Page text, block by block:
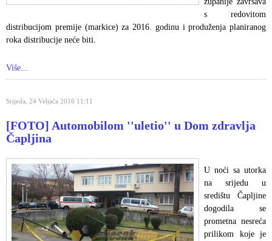
s redovitom
distribucijom premije (markice) za 2016. godinu i produženja planiranog
roka distribucije neće biti.
Više...
Srijeda, 24 Veljača 2016 11:11
[FOTO] Automobilom ''uletio'' u Dom zdravlja
Čapljina
U noći sa utorka
na srijedu u
središtu Čapljine
dogodila se
prometna nesreća
prilikom koje je